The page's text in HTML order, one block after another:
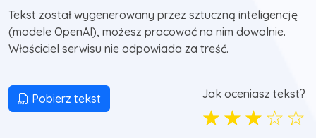
Tekst został wygenerowany przez sztuczną inteligencję
(modele OpenAI), możesz pracować na nim dowolnie.
Właściciel serwisu nie odpowiada za treść.
Pobierz tekst Jak oceniasz tekst?
☆
☆
☆
☆
☆